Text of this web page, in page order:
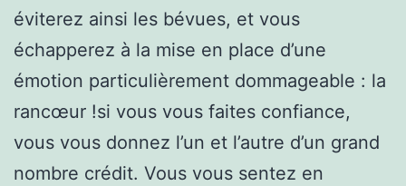
éviterez ainsi les bévues, et vous
échapperez à la mise en place d’une
émotion particulièrement dommageable : la
rancœur !si vous vous faites confiance,
vous vous donnez l’un et l’autre d’un grand
nombre crédit. Vous vous sentez en